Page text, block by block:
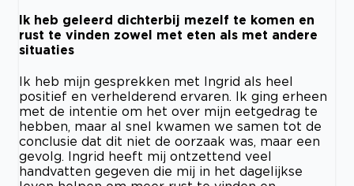
Ik heb geleerd dichterbij mezelf te komen en
rust te vinden zowel met eten als met andere
situaties
Ik heb mijn gesprekken met Ingrid als heel
positief en verhelderend ervaren. Ik ging erheen
met de intentie om het over mijn eetgedrag te
hebben, maar al snel kwamen we samen tot de
conclusie dat dit niet de oorzaak was, maar een
gevolg. Ingrid heeft mij ontzettend veel
handvatten gegeven die mij in het dagelijkse